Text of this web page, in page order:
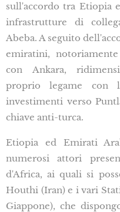
sull'accordo tra Etiopia
infrastrutture di
Abeba. A seguito
emiratini,
con Ankara,
proprio legame con
investimenti verso
chiave anti-turca.
Etiopia ed Emirati
numerosi attori
d'Africa, ai quali si
Houthi (Iran) e i vari
Giappone), che